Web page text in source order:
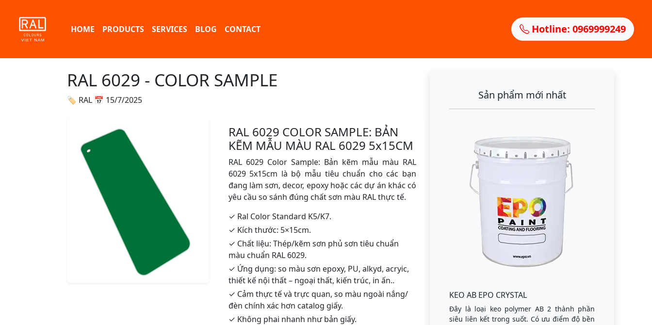
HOME PRODUCTS SERVICES BLOG CONTACT Hotline: 0969999249
RAL 6029 - COLOR SAMPLE
🏷 RAL 📅 15/7/2025
RAL 6029 COLOR SAMPLE: BẢN
KẼM MẪU MÀU RAL 6029 5x15CM
RAL 6029 Color Sample: Bản kẽm mẫu màu RAL
6029 5x15cm là bộ mẫu tiêu chuẩn cho các bạn
đang làm sơn, decor, epoxy hoặc các dự án khác có
yêu cầu so sánh đúng chất sơn màu RAL thực tế.
✓ Ral Color Standard K5/K7.
✓ Kích thước: 5×15cm.
✓ Chất liệu: Thép/kẽm sơn phủ sơn tiêu chuẩn
màu chuẩn RAL 6029.
✓ Ứng dụng: so màu sơn epoxy, PU, alkyd, acryic,
thiết kế nội thất – ngoại thất, kiến trúc, in ấn..
✓ Cảm thực tế và trực quan, so màu ngoài nắng/
đèn chính xác hơn catalog giấy.
✓ Không phai nhanh như bản giấy.
Sản phẩm mới nhất
KEO AB EPO CRYSTAL
Đây là loại keo polymer AB 2 thành phần
siêu liên kết trong suốt. Có ưu điểm độ bền